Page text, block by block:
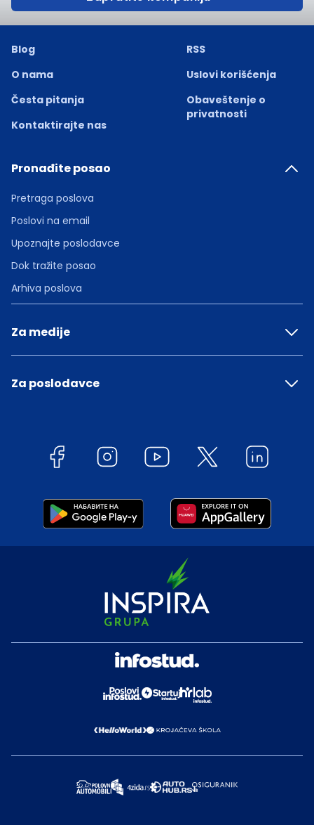
Blog
O nama
Česta pitanja
Kontaktirajte nas
RSS
Uslovi korišćenja
Obaveštenje o
privatnosti
Pronađite posao
Pretraga poslova
Poslovi na email
Upoznajte poslodavce
Dok tražite posao
Arhiva poslova
Za medije
Za poslodavce